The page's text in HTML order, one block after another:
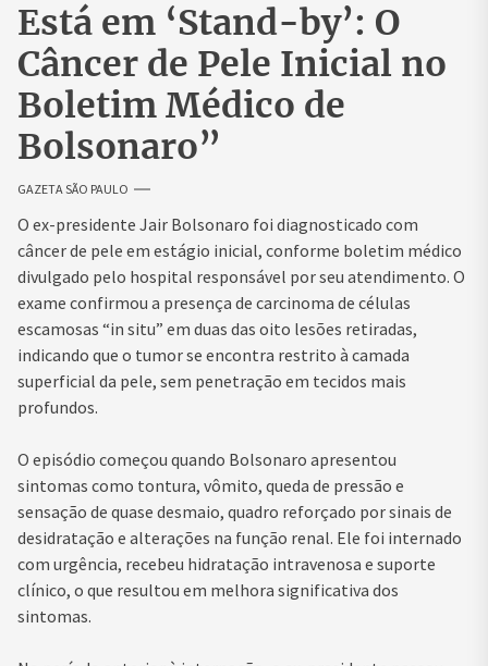
Está em ‘Stand-by’: O
Câncer de Pele Inicial no
Boletim Médico de
Bolsonaro”
GAZETA SÃO PAULO
O ex-presidente Jair Bolsonaro foi diagnosticado com
câncer de pele em estágio inicial, conforme boletim médico
divulgado pelo hospital responsável por seu atendimento. O
exame confirmou a presença de carcinoma de células
escamosas “in situ” em duas das oito lesões retiradas,
indicando que o tumor se encontra restrito à camada
superficial da pele, sem penetração em tecidos mais
profundos.
O episódio começou quando Bolsonaro apresentou
sintomas como tontura, vômito, queda de pressão e
sensação de quase desmaio, quadro reforçado por sinais de
desidratação e alterações na função renal. Ele foi internado
com urgência, recebeu hidratação intravenosa e suporte
clínico, o que resultou em melhora significativa dos
sintomas.